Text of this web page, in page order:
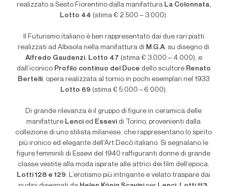
realizzato a Sesto Fiorentino dalla manifattura La Colonnata,
Lotto 44 (stima € 2.500 – 3.000).
Il Futurismo italiano è ben rappresentato dai due rari piatti
realizzati ad Albisola nella manifattura di M.G.A. su disegno di
Alfredo Gaudenzi, Lotto 47 (stima € 3.000 – 4.000), e
dall’iconico Profilo continuo del Duce dello scultore Renato
Bertelli, opera realizzata al tornio in pochi esemplari nel 1933
Lotto 69 (stima € 5.000 – 6.000).
Di grande rilevanza è il gruppo di figure in ceramica delle
manifatture Lenci ed Essevi di Torino, provenienti dalla
collezione di uno stilista milanese, che rappresentano lo spirito
più ironico ed elegante dell’Art Decò italiano. Si segnalano le
figure femminili di Essevi del 1940 raffiguranti donne di grande
classe vestite alla moda ispirate alle attrici dei film dell’epoca,
Lotti 128 e 129. L’erotismo più intrigante e velato traspare dai